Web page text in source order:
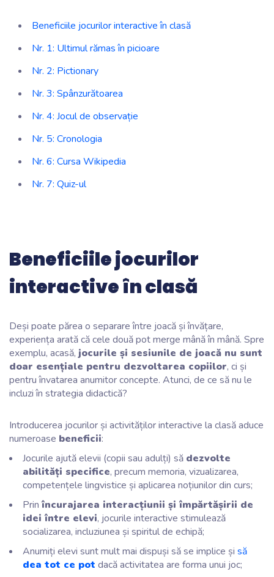
Beneficiile jocurilor interactive în clasă
Nr. 1: Ultimul rămas în picioare
Nr. 2: Pictionary
Nr. 3: Spânzurătoarea
Nr. 4: Jocul de observație
Nr. 5: Cronologia
Nr. 6: Cursa Wikipedia
Nr. 7: Quiz-ul
Beneficiile jocurilor
interactive în clasă
Deși poate părea o separare între joacă și învățare,
experiența arată că cele două pot merge mână în mână. Spre
exemplu, acasă, jocurile și sesiunile de joacă nu sunt
doar esențiale pentru dezvoltarea copiilor, ci și
pentru învatarea anumitor concepte. Atunci, de ce să nu le
incluzi în strategia didactică?
Introducerea jocurilor și activităților interactive la clasă aduce
numeroase beneficii:
Jocurile ajută elevii (copii sau adulți) să dezvolte
abilități specifice, precum memoria, vizualizarea,
competențele lingvistice și aplicarea noțiunilor din curs;
Prin încurajarea interacțiunii și împărtășirii de
idei între elevi, jocurile interactive stimulează
socializarea, incluziunea și spiritul de echipă;
Anumiți elevi sunt mult mai dispuși să se implice și să
dea tot ce pot dacă activitatea are forma unui joc;